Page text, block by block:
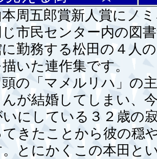
周五郎賞新人賞にノ
市民センター内の図
勤務する松田の４人
いた連作集です。
の「マメルリハ」の
が結婚してしまい、
いにしている３２歳の
きたことから彼の穏
。とにかくこの本田と